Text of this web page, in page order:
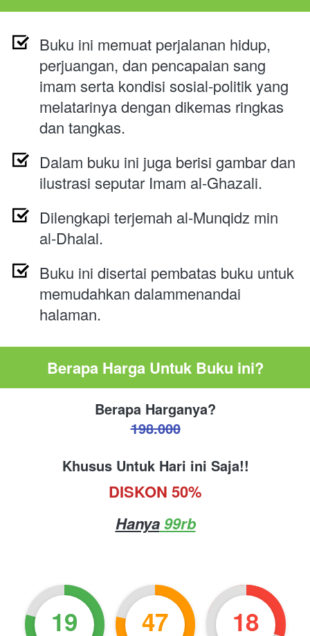
Buku ini memuat perjalanan hidup,
perjuangan, dan pencapaian sang
imam serta kondisi sosial-politik yang
melatarinya dengan dikemas ringkas
dan tangkas.
Dalam buku ini juga berisi gambar dan
ilustrasi seputar Imam al-Ghazali.
Dilengkapi terjemah al-Munqidz min
al-Dhalal.
Buku ini disertai pembatas buku untuk
memudahkan dalammenandai
halaman.
Berapa Harga Untuk Buku ini?
Berapa Harganya?
198.000
Khusus Untuk Hari ini Saja!!
DISKON 50%
Hanya 99rb
19 47 16